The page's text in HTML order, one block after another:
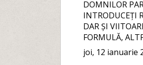
DOMNILOR
INTRODUCEȚI
DAR ȘI
FORMULĂ,
joi, 12 ianuarie